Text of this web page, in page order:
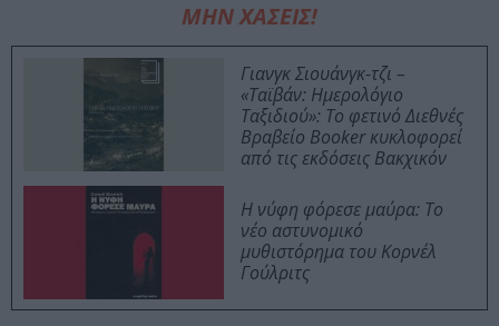
ΜΗΝ ΧΑΣΕΙΣ!
Γιανγκ Σιουάνγκ-τζι –
«Ταϊβάν: Ημερολόγιο
Ταξιδιού»: Το φετινό Διεθνές
Βραβείο Booker κυκλοφορεί
από τις εκδόσεις Βακχικόν
Η νύφη φόρεσε μαύρα: Το
νέο αστυνομικό
μυθιστόρημα του Κορνέλ
Γούλριτς